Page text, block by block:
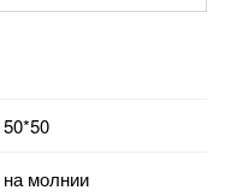
50*50
на молнии